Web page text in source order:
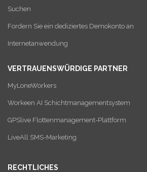
Suchen
Fordern Sie ein dediziertes Demokonto an
Internetanwendung
VERTRAUENSWÜRDIGE PARTNER
MyLoneWorkers
Workeen AI Schichtmanagementsystem
GPSlive Flottenmanagement-Plattform
LiveAll SMS-Marketing
RECHTLICHES